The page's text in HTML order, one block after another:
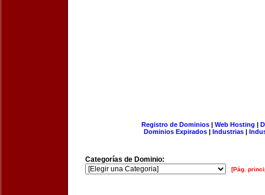
Registro de Dominios| Web Hosting |
Dominios Expirados | Industrias |
Categorías de Dominio:
[Pág.